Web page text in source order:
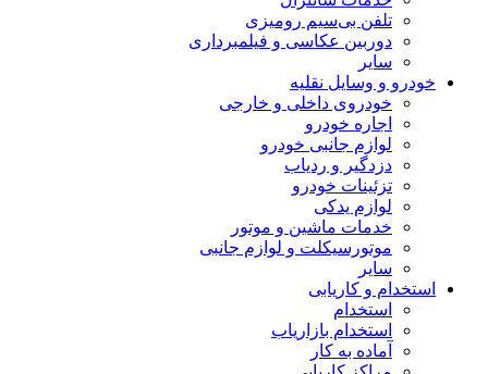
تلفن بی‌سیم رومیزی
دوربین عکاسی و فیلمبرداری
سایر
خودرو و وسایل نقلیه
خودروی داخلی و خارجی
اجاره خودرو
لوازم جانبی خودرو
دزدگیر و ردیاب
تزئینات خودرو
لوازم یدکی
خدمات ماشین و موتور
موتورسیکلت و لوازم جانبی
سایر
استخدام و کاریابی
استخدام
استخدام بازاریاب
آماده به کار